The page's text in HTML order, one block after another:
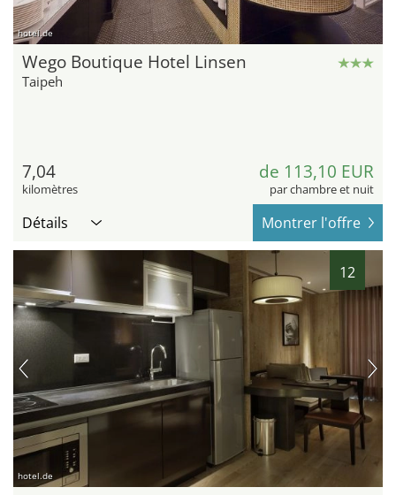
hotel.de
Wego Boutique Hotel Linsen
Taipeh
7,04
kilomètres
de 113,10 EUR
par chambre et nuit
Détails Montrer l'offre
12
hotel.de